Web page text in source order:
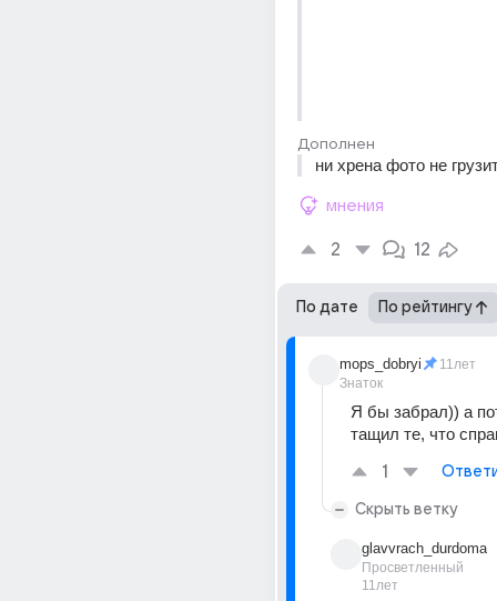
Дополнен
ни хрена фото не
мнения
2 12
По дате По рейтингу
mops_dobryi
Знаток
11лет
Я бы забрал)) а
тащил те, что
1
Скрыть ветку
glavvrach_durdoma
Просветленный
11лет